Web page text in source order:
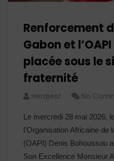
Renforcement
Gabon et
placée sous le
fraternité
Herdjeaf No
Le mercredi 28 mai 2026,
l’Organisation Africaine de
(OAPI) Denis Bohoussou
Son Excellence Monsieur